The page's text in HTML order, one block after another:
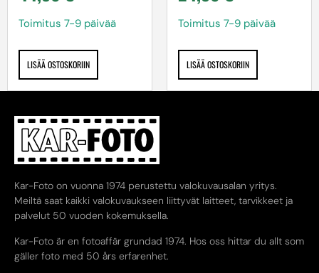
Toimitus 7-9 päivää
LISÄÄ OSTOSKORIIN
Toimitus 7-9 päivää
LISÄÄ OSTOSKORIIN
Kar-Foto on vuonna 1974 perustettu valokuvausalan yritys.
Meiltä saat kaikki valokuvaukseen liittyvät laitteet, tarvikkeet ja
palvelut 50 vuoden kokemuksella.
Kar-Foto är en fotoaffär grundad 1974. Hos oss hittar du allt som
gäller foto med 50 års erfarenhet.